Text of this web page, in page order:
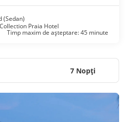
(Sedan)
Praia Hotel
Timp maxim de așteptare: 45 minute
7 Nopţi